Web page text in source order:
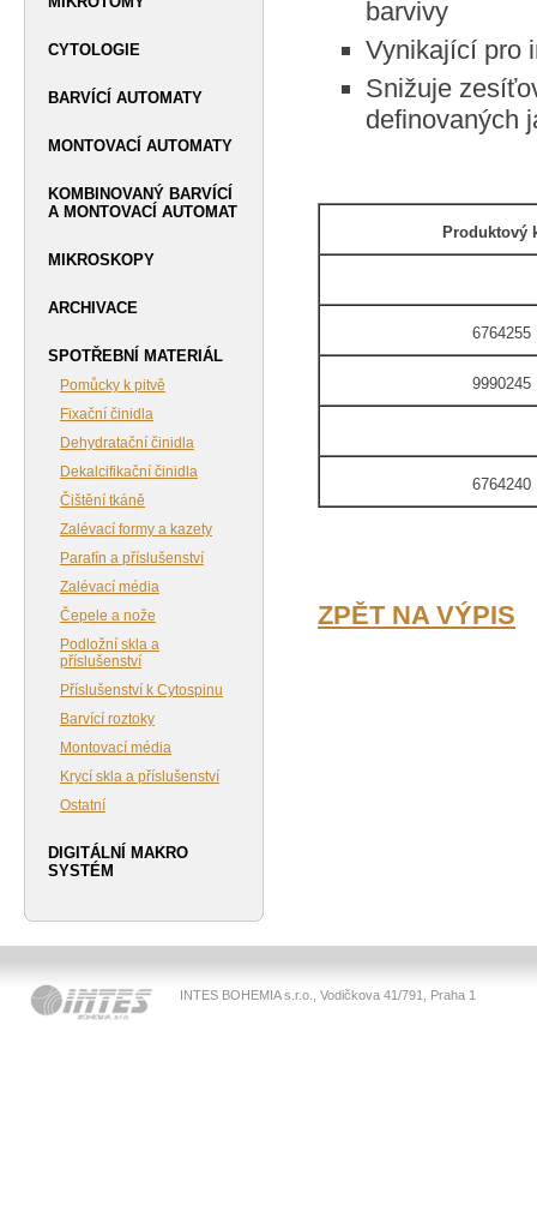
barvivy
Vynikající pro
Snižuje
definovaných
Produktový
6764255
9990245
6764240
ZPĚT NA VÝPIS
CYTOLOGIE
BARVÍCÍ AUTOMATY
MONTOVACÍ AUTOMATY
KOMBINOVANÝ BARVÍCÍ
A MONTOVACÍ AUTOMAT
MIKROSKOPY
ARCHIVACE
SPOTŘEBNÍ MATERIÁL
Pomůcky k pitvě
Fixační činidla
Dehydratační činidla
Dekalcifikační činidla
Čištění tkáně
Zalévací formy a kazety
Parafín a příslušenství
Zalévací média
Čepele a nože
Podložní skla a
příslušenství
Příslušenství k Cytospinu
Barvící roztoky
Montovací média
Krycí skla a příslušenství
Ostatní
DIGITÁLNÍ MAKRO
SYSTÉM
INTES BOHEMIA s.r.o., Vodičkova 41/791, Praha 1